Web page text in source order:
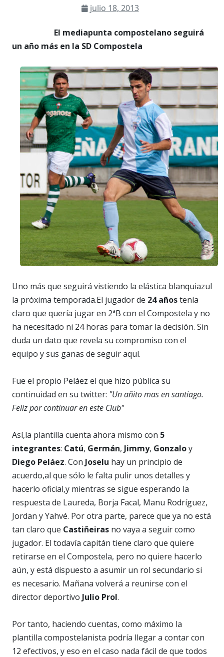
julio 18, 2013
El mediapunta compostelano seguirá
un año más en la SD Compostela
Uno más que seguirá vistiendo la elástica blanquiazul
la próxima temporada.El jugador de 24 añostenía
claro que quería jugar en 2ªB con el Compostela y no
ha necesitado ni 24 horas para tomar la decisión. Sin
duda un dato que revela su compromiso con el
equipo y sus ganas de seguir aquí.
Fue el propio Peláez el que hizo pública su
continuidad en su twitter: "Un añito mas en santiago.
Feliz por continuar en este Club"
Así,la plantilla cuenta ahora mismo con 5
integrantes: Catú, Germán, Jimmy, Gonzaloy
Diego Peláez. Con Joselu hay un principio de
acuerdo,al que sólo le falta pulir unos detalles y
hacerlo oficial,y mientras se sigue esperando la
respuesta de Laureda, Borja Facal, Manu Rodríguez,
Jordan y Yahvé. Por otra parte, parece que ya no está
tan claro que Castiñeiras no vaya a seguir como
jugador. El todavía capitán tiene claro que quiere
retirarse en el Compostela, pero no quiere hacerlo
aún, y está dispuesto a asumir un rol secundario si
es necesario. Mañana volverá a reunirse con el
director deportivo Julio Prol.
Por tanto, haciendo cuentas, como máximo la
plantilla compostelanista podría llegar a contar con
12 efectivos, y eso en el caso nada fácil de que todos